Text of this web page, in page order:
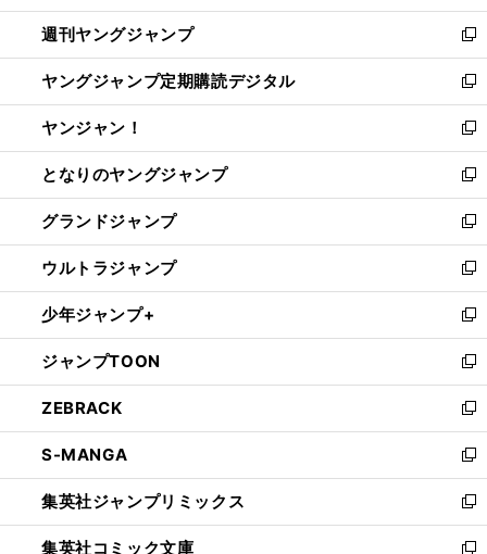
開
く
ウ
で
開
く
ン
ド
ウ
で
開
く
ウ
ィ
ン
ド
ウ
で
開
く
週刊ヤングジャンプ
新
し
い
ウ
ィ
ン
ド
ウ
で
開
く
ヤングジャンプ定期購読デジタル
新
し
い
ウ
ィ
ン
ド
ウ
で
開
く
ヤンジャン！
新
し
い
ウ
ィ
ン
ド
ウ
で
開
く
となりのヤングジャンプ
新
し
い
ウ
ィ
ン
ド
ウ
で
開
く
グランドジャンプ
新
し
い
ウ
ィ
ン
ド
ウ
で
開
く
ウルトラジャンプ
新
し
い
ウ
ィ
ン
ド
ウ
で
開
く
少年ジャンプ+
新
し
い
ウ
ィ
ン
ド
ウ
で
開
く
ジャンプTOON
新
し
い
ウ
ィ
ン
ド
ウ
で
ZEBRACK
新
し
い
ウ
ィ
ン
ド
S-MANGA
新
し
い
ウ
集英社ジャンプリミックス
新
し
集英社コミック文庫